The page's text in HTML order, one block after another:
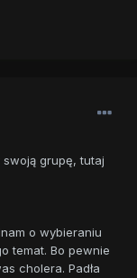
grupę, tutaj
o wybieraniu
temat. Bo pewnie
cholera. Padła